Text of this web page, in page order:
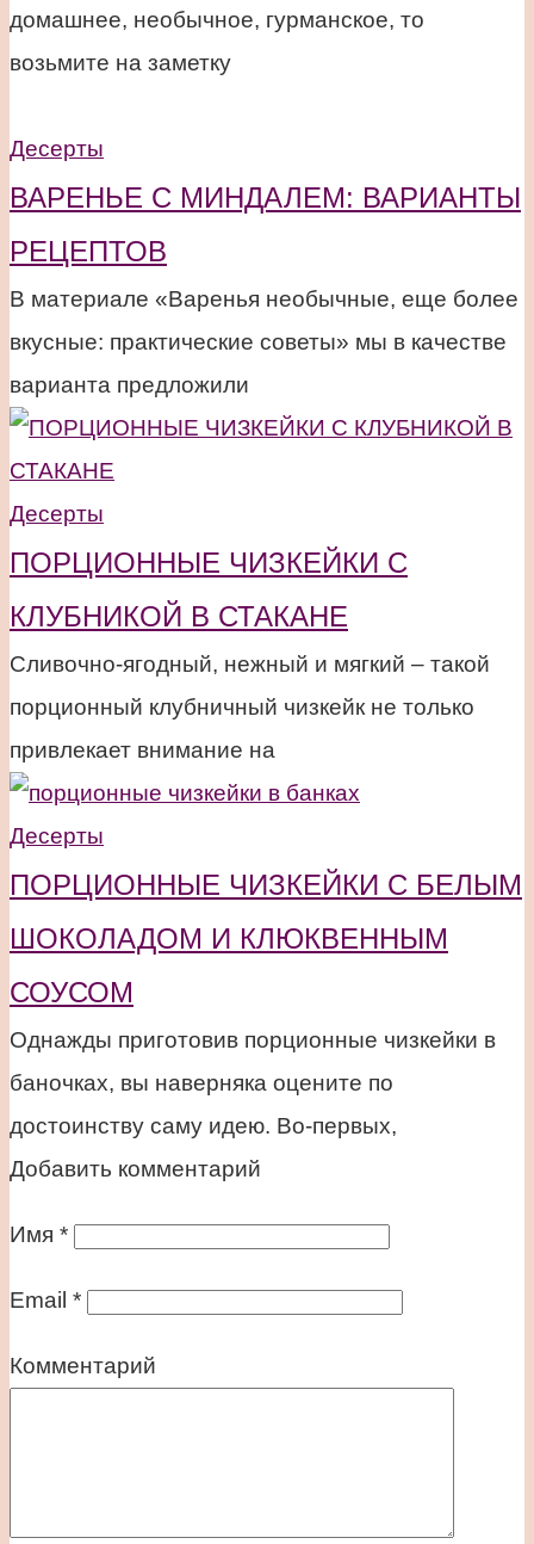
домашнее, необычное, гурманское, то
возьмите на заметку
Десерты
ВАРЕНЬЕ С МИНДАЛЕМ: ВАРИАНТЫ
РЕЦЕПТОВ
В материале «Варенья необычные, еще более
вкусные: практические советы» мы в качестве
варианта предложили
Десерты
ПОРЦИОННЫЕ ЧИЗКЕЙКИ С
КЛУБНИКОЙ В СТАКАНЕ
Сливочно-ягодный, нежный и мягкий – такой
порционный клубничный чизкейк не только
привлекает внимание на
Десерты
ПОРЦИОННЫЕ ЧИЗКЕЙКИ С БЕЛЫМ
ШОКОЛАДОМ И КЛЮКВЕННЫМ
СОУСОМ
Однажды приготовив порционные чизкейки в
баночках, вы наверняка оцените по
достоинству саму идею. Во-первых,
Добавить комментарий
Имя *
Email *
Комментарий